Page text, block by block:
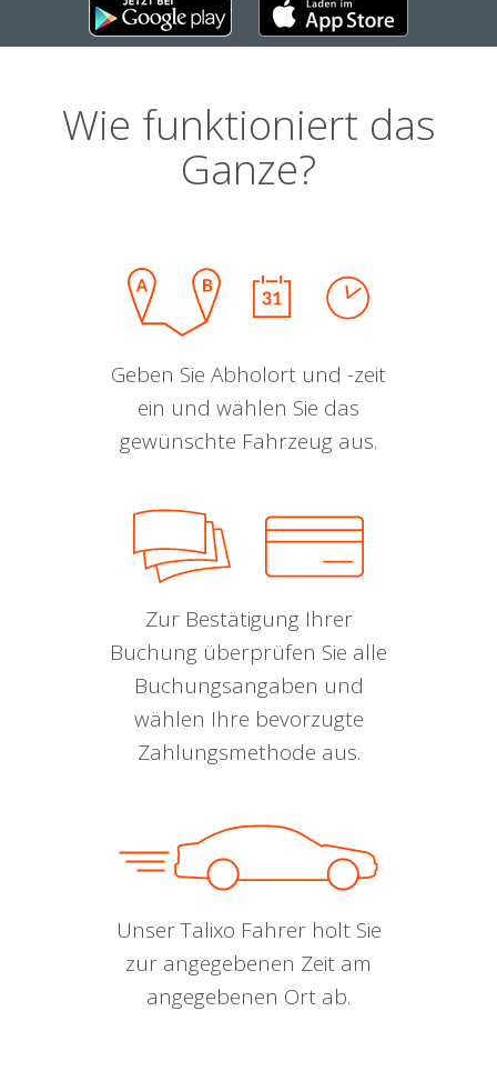
Wie funktioniert das
Ganze?
Geben Sie Abholort und -zeit
ein und wählen Sie das
gewünschte Fahrzeug aus.
Zur Bestätigung Ihrer
Buchung überprüfen Sie alle
Buchungsangaben und
wählen Ihre bevorzugte
Zahlungsmethode aus.
Unser Talixo Fahrer holt Sie
zur angegebenen Zeit am
angegebenen Ort ab.